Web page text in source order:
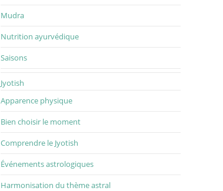
Mudra
Nutrition ayurvédique
Saisons
Jyotish
Apparence physique
Bien choisir le moment
Comprendre le Jyotish
Événements astrologiques
Harmonisation du thème astral